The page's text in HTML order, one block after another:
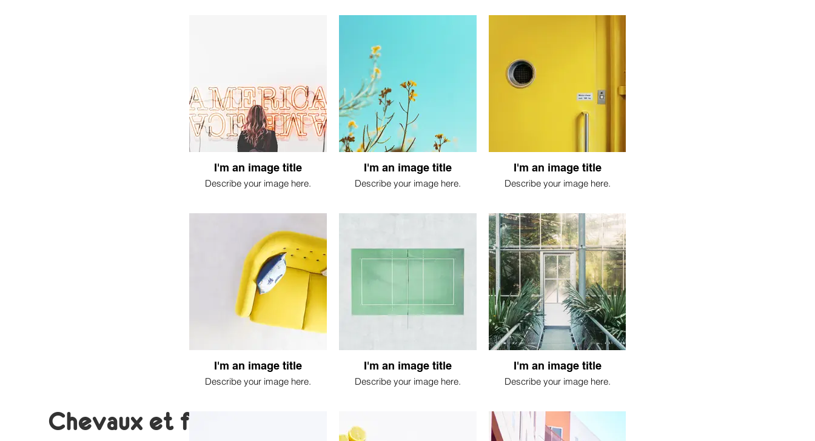
Chevaux et fleur
I'm an image title
Describe your image here.
I'm an image title
Describe your image here.
I'm an image title
Describe your image here.
I'm an image title
Describe your image here.
I'm an image title
Describe your image here.
I'm an image title
Describe your image here.